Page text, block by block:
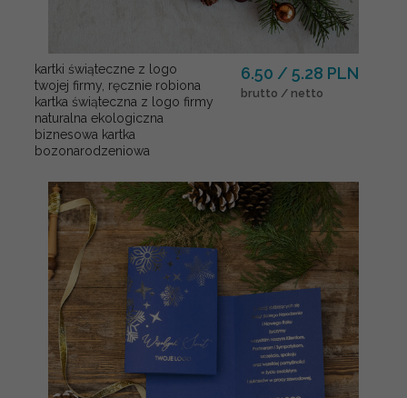
kartki świąteczne z logo
twojej firmy, ręcznie robiona
kartka świąteczna z logo firmy
naturalna ekologiczna
biznesowa kartka
bozonarodzeniowa
6.50 / 5.28 PLN
brutto / netto